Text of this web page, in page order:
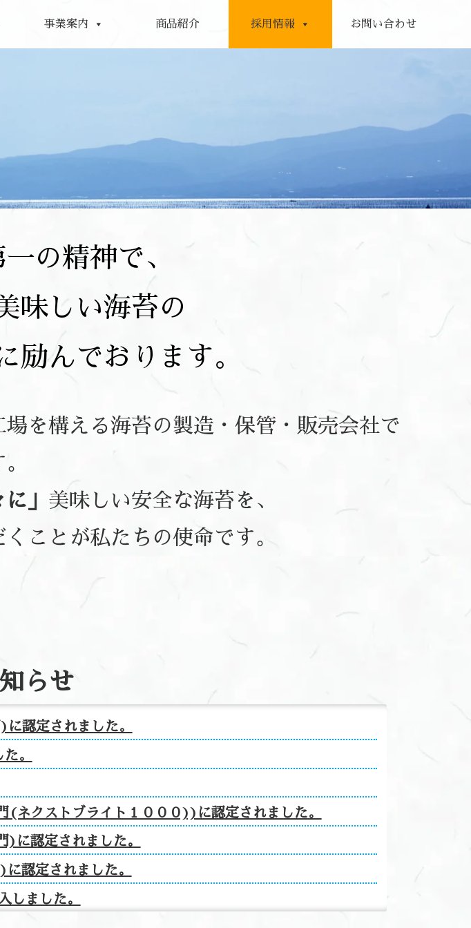
事業案内 商品紹介 採用情報 お問い合わせ
の精神で、
味しい海苔の
励んでおります。
を構える海苔の製造・保管・販売会社で
」 美味しい安全な海苔を、
ことが私たちの使命です。
らせ
認定されました。
。
ネクストブライト１０００))に認定されました。
に認定されました。
認定されました。
しました。